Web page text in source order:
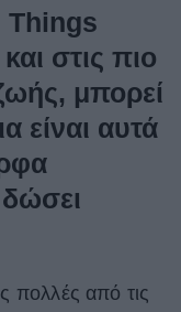
Things
στις πιο
μπορεί
είναι αυτά
πολλές από τις